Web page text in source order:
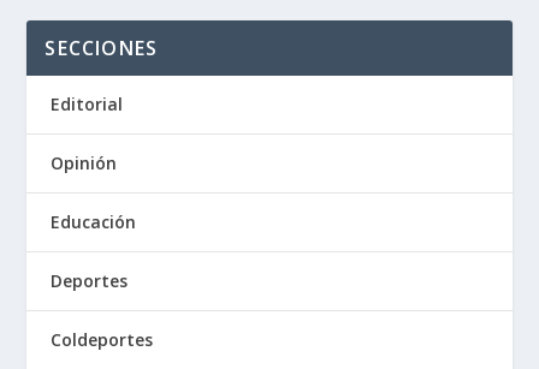
SECCIONES
Editorial
Opinión
Educación
Deportes
Coldeportes